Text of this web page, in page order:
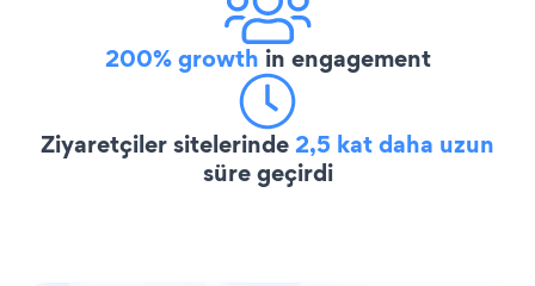
200% growth in engagement
Ziyaretçiler sitelerinde2,5 kat daha uzun
süre geçirdi